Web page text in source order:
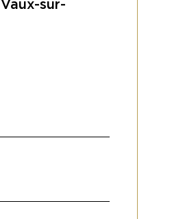
Vaux-sur-